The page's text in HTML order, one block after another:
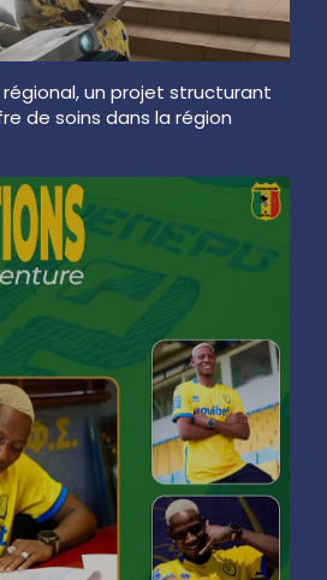
régional, un projet structurant
de soins dans la région